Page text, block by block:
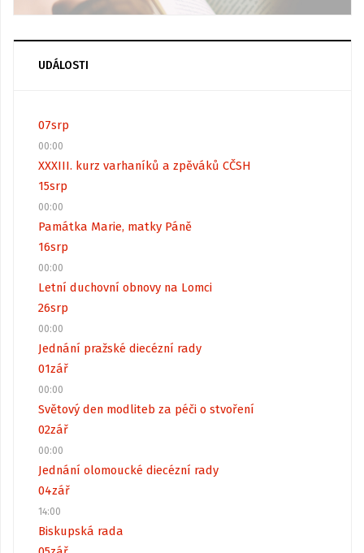
UDÁLOSTI
07srp
00:00
XXXIII. kurz varhaníků a zpěváků CČSH
15srp
00:00
Památka Marie, matky Páně
16srp
00:00
Letní duchovní obnovy na Lomci
26srp
00:00
Jednání pražské diecézní rady
01zář
00:00
Světový den modliteb za péči o stvoření
02zář
00:00
Jednání olomoucké diecézní rady
04zář
14:00
Biskupská rada